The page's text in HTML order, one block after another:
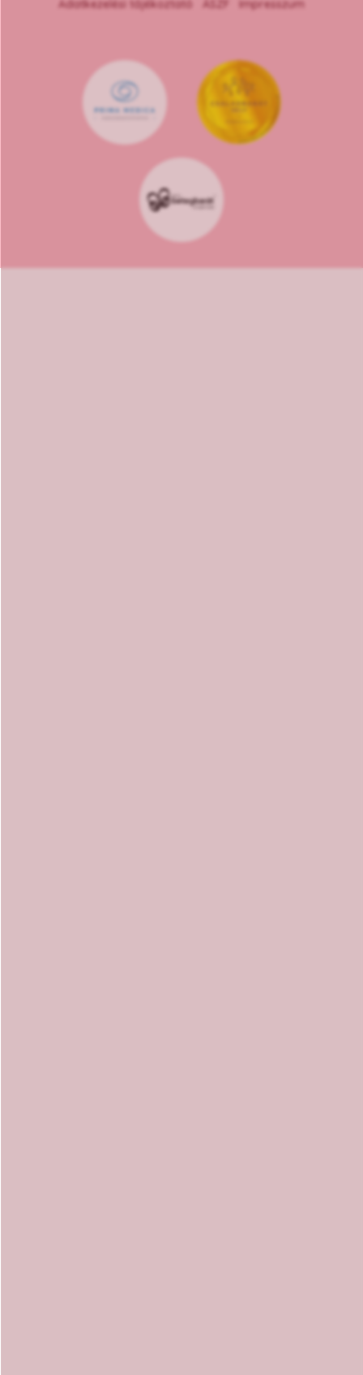
Adatkezelési tájékoztató ÁSZF Impresszum